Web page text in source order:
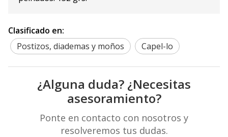
Clasificado en:
Postizos, diademas y moños
Capel-lo
¿Alguna duda? ¿Necesitas
asesoramiento?
Ponte en contacto con nosotros y
resolveremos tus dudas.